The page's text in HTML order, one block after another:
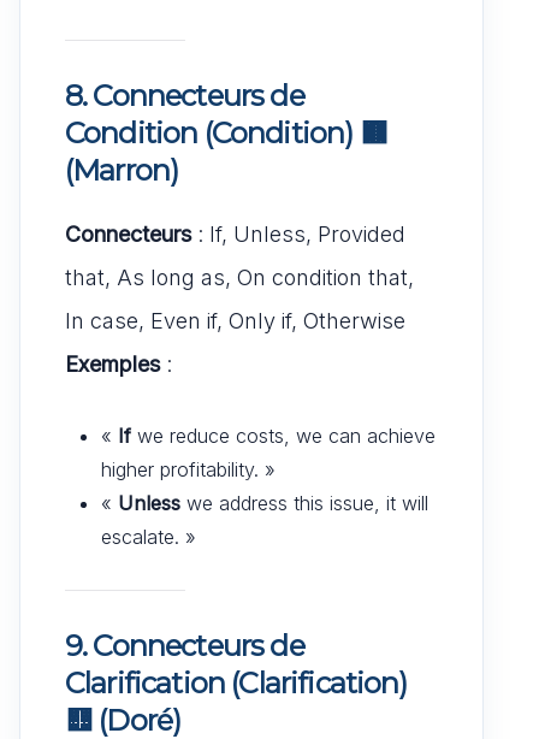
8. Connecteurs de
Condition (Condition) 🟫
(Marron)
Connecteurs: If, Unless, Provided
that, As long as, On condition that,
In case, Even if, Only if, Otherwise
Exemples:
« If we reduce costs, we can achieve
higher profitability. »
« Unless we address this issue, it will
escalate. »
9. Connecteurs de
Clarification (Clarification)
🟨 (Doré)